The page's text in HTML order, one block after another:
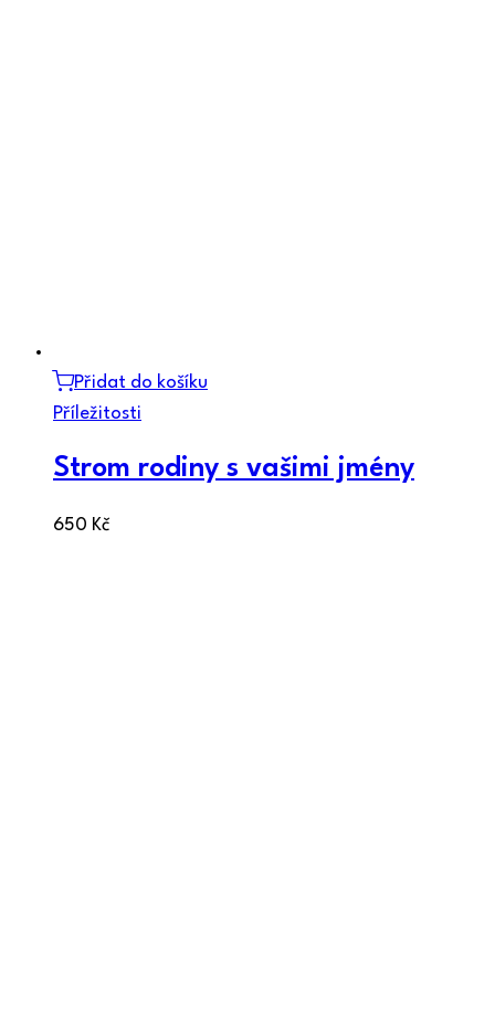
Přidat do košíku
Příležitosti
Strom rodiny s vašimi jmény
650 Kč